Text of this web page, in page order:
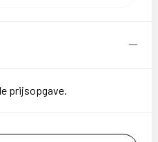
prijsopgave.